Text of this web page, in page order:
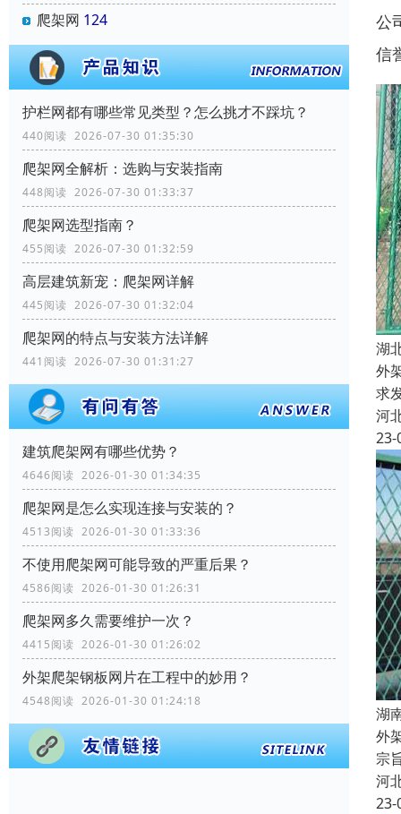
爬架网 124
‌护栏网‌都有哪些常见类型？怎么挑才不踩坑？
440阅读 2026-07-30 01:35:30
爬架网全解析：选购与安装指南
448阅读 2026-07-30 01:33:37
爬架网选型指南？
455阅读 2026-07-30 01:32:59
高层建筑新宠：爬架网详解
445阅读 2026-07-30 01:32:04
爬架网的特点与安装方法详解
441阅读 2026-07-30 01:31:27
建筑爬架网有哪些优势？
4646阅读 2026-01-30 01:34:35
爬架网是怎么实现连接与安装的？
4513阅读 2026-01-30 01:33:36
不使用爬架网可能导致的严重后果？
4586阅读 2026-01-30 01:26:31
爬架网多久需要维护一次？
4415阅读 2026-01-30 01:26:02
外架爬架钢板网片在工程中的妙用？
4548阅读 2026-01-30 01:24:18
公
信
湖
外
求
河
23-
湖
外
宗
河
23-